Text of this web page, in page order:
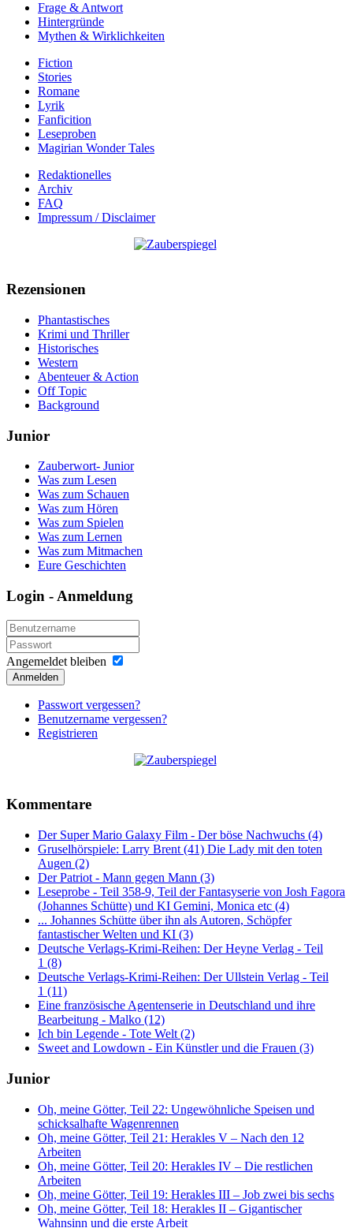
Frage & Antwort
Hintergründe
Mythen & Wirklichkeiten
Fiction
Stories
Romane
Lyrik
Fanficition
Leseproben
Magirian Wonder Tales
Redaktionelles
Archiv
FAQ
Impressum / Disclaimer
Rezensionen
Phantastisches
Krimi und Thriller
Historisches
Western
Abenteuer & Action
Off Topic
Background
Junior
Zauberwort- Junior
Was zum Lesen
Was zum Schauen
Was zum Hören
Was zum Spielen
Was zum Lernen
Was zum Mitmachen
Eure Geschichten
Login - Anmeldung
Angemeldet bleiben
Anmelden
Passwort vergessen?
Benutzername vergessen?
Registrieren
Kommentare
Der Super Mario Galaxy Film - Der böse Nachwuchs (4)
Gruselhörspiele: Larry Brent (41) Die Lady mit den toten
Augen (2)
Der Patriot - Mann gegen Mann (3)
Leseprobe - Teil 358-9, Teil der Fantasyserie von Josh Fagora
(Johannes Schütte) und KI Gemini, Monica etc (4)
... Johannes Schütte über ihn als Autoren, Schöpfer
fantastischer Welten und KI (3)
Deutsche Verlags-Krimi-Reihen: Der Heyne Verlag - Teil
1 (8)
Deutsche Verlags-Krimi-Reihen: Der Ullstein Verlag - Teil
1 (11)
Eine französische Agentenserie in Deutschland und ihre
Bearbeitung - Malko (12)
Ich bin Legende - Tote Welt (2)
Sweet and Lowdown - Ein Künstler und die Frauen (3)
Junior
Oh, meine Götter, Teil 22: Ungewöhnliche Speisen und
schicksalhafte Wagenrennen
Oh, meine Götter, Teil 21: Herakles V – Nach den 12
Arbeiten
Oh, meine Götter, Teil 20: Herakles IV – Die restlichen
Arbeiten
Oh, meine Götter, Teil 19: Herakles III – Job zwei bis sechs
Oh, meine Götter, Teil 18: Herakles II – Gigantischer
Wahnsinn und die erste Arbeit